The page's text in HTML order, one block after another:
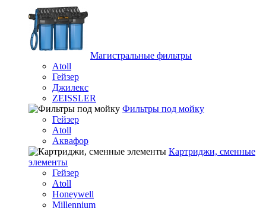
Магистральные фильтры
Atoll
Гейзер
Джилекс
ZEISSLER
Фильтры под мойку
Гейзер
Atoll
Аквафор
Картриджи, сменные
элементы
Гейзер
Atoll
Honeywell
Millennium